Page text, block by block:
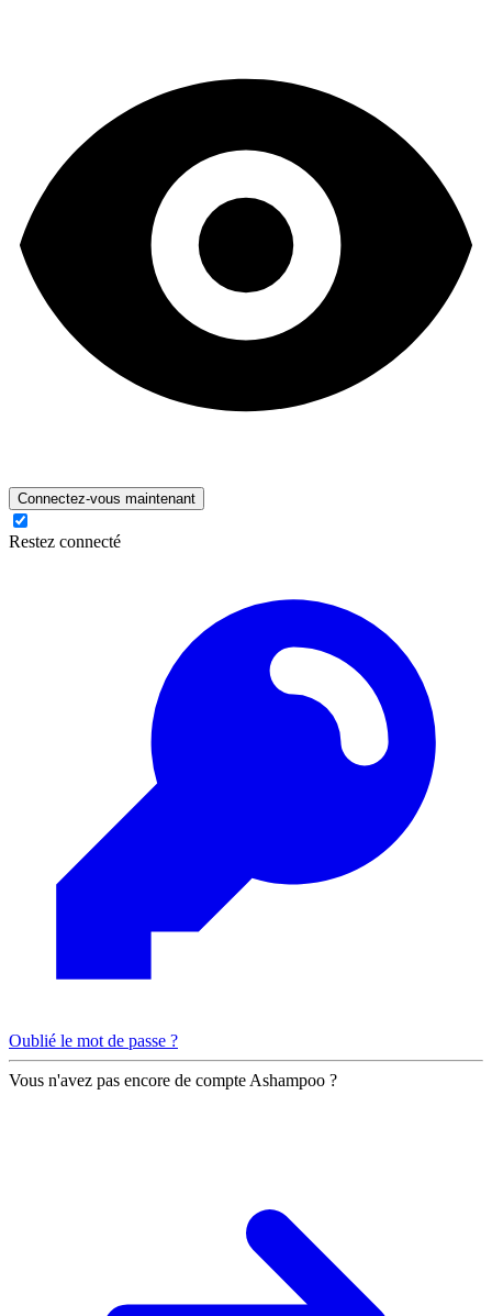
Connectez-vous maintenant
Restez connecté
Oublié le mot de passe ?
Vous n'avez pas encore de compte Ashampoo ?